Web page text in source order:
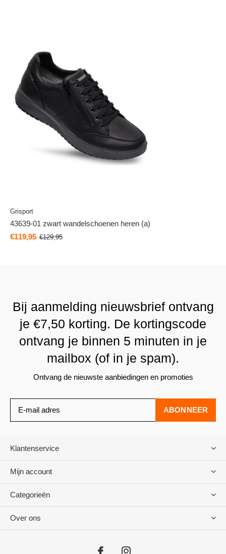
Grisport
43639-01 zwart wandelschoenen heren (a)
€119,95 €129,95
Bij aanmelding nieuwsbrief ontvang
je €7,50 korting. De kortingscode
ontvang je binnen 5 minuten in je
mailbox (of in je spam).
Ontvang de nieuwste aanbiedingen en promoties
ABONNEER
Klantenservice
Mijn account
Categorieën
Over ons